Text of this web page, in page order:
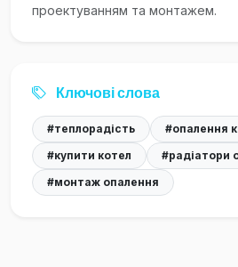
проектуванням та монтажем.
Ключові слова
#теплорадість
#опалення
#купити котел
#радіатори
#монтаж опалення